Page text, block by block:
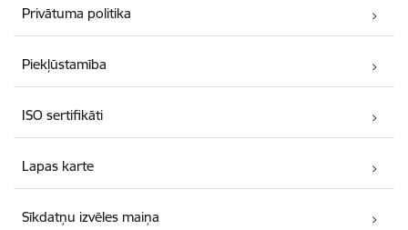
Privātuma politika
Piekļūstamība
ISO sertifikāti
Lapas karte
Sīkdatņu izvēles maiņa